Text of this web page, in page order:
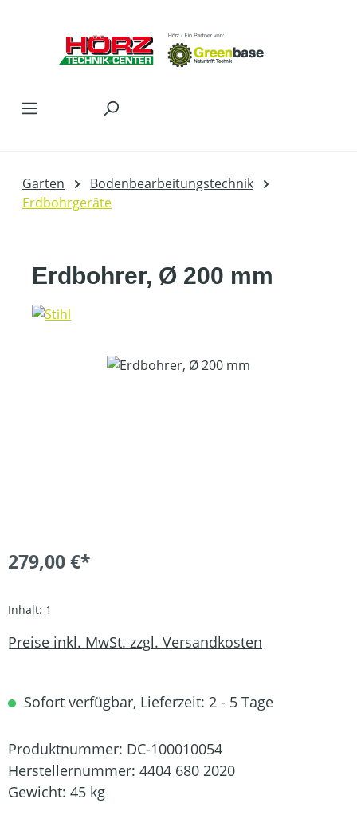
Garten
Bodenbearbeitungstechnik
Erdbohrgeräte
Erdbohrer, Ø 200 mm
Bildergalerie überspringen
279,00 €*
Inhalt: 1
Preise inkl. MwSt. zzgl. Versandkosten
Sofort verfügbar, Lieferzeit: 2 - 5 Tage
Produktnummer: DC-100010054
Herstellernummer: 4404 680 2020
Gewicht: 45 kg